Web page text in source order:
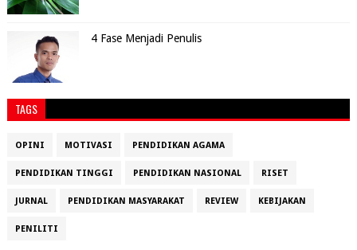
4 Fase Menjadi Penulis
TAGS
OPINI MOTIVASI PENDIDIKAN AGAMA
PENDIDIKAN TINGGI PENDIDIKAN NASIONAL RISET
JURNAL PENDIDIKAN MASYARAKAT REVIEW KEBIJAKAN
PENILITI